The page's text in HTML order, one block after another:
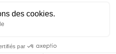
des cookies.
par
légales